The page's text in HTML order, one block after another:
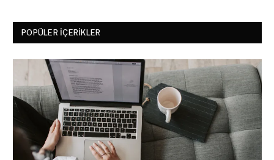
POPÜLER İÇERIKLER